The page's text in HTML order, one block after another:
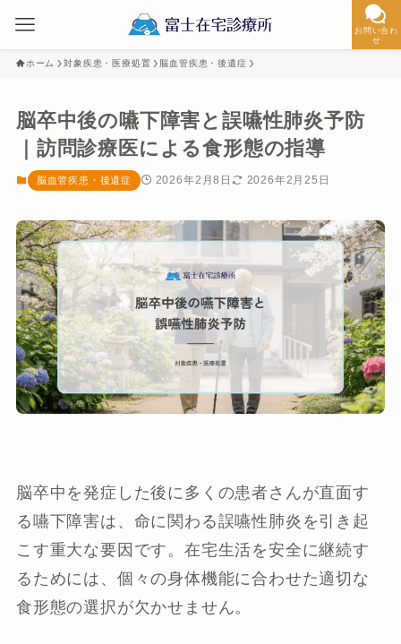
お問い合わ
せ
ホーム 対象疾患・医療処置 脳血管疾患・後遺症
脳卒中後の嚥下障害と誤嚥性肺炎予防
｜訪問診療医による食形態の指導
脳血管疾患・後遺症 2026年2月8日 2026年2月25日
脳卒中を発症した後に多くの患者さんが直面す
る嚥下障害は、命に関わる誤嚥性肺炎を引き起
こす重大な要因です。在宅生活を安全に継続す
るためには、個々の身体機能に合わせた適切な
食形態の選択が欠かせません。